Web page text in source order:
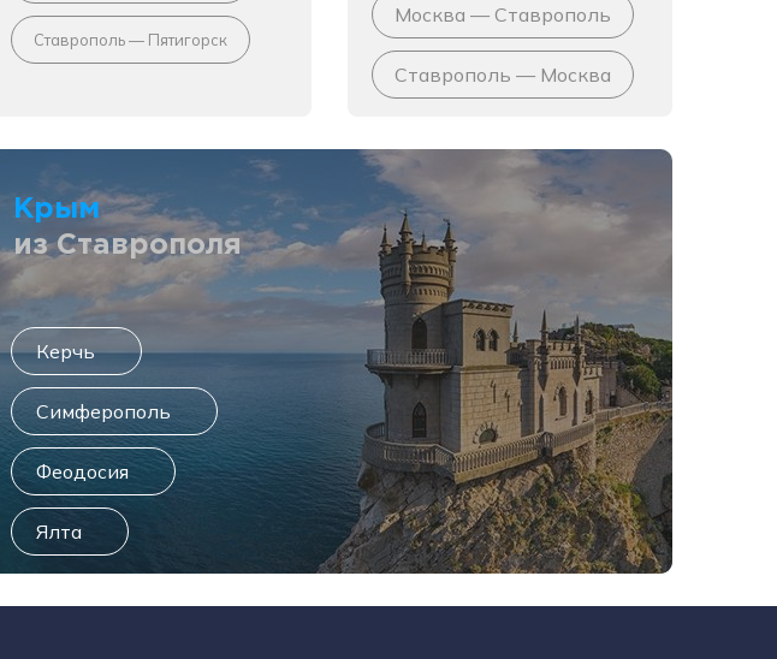
Ставрополь — Пятигорск
Москва — Ставрополь
Ставрополь — Москва
Крым
из Ставрополя
Керчь
Симферополь
Феодосия
Ялта